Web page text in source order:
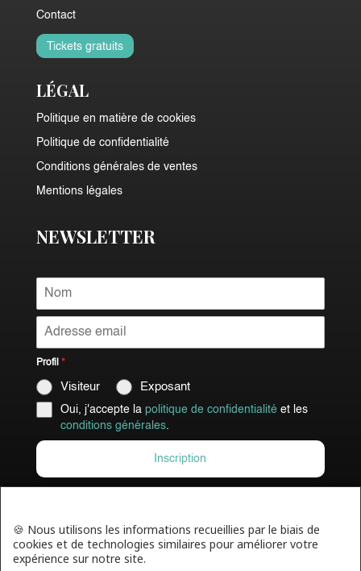
Contact
Tickets gratuits
LÉGAL
Politique en matière de cookies
Politique de confidentialité
Conditions générales de ventes
Mentions légales
NEWSLETTER
Profil *
Visiteur Exposant
Oui, j'accepte la politique de confidentialitéet les
conditions générales.
Inscription
🍪 Nous utilisons les informations recueillies par le biais de
cookies et de technologies similaires pour améliorer votre
expérience sur notre site.